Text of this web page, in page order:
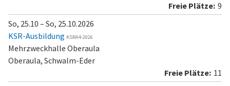
9
So, 25.10 – So, 25.10.2026
KSR-Ausbildung KSRA4-2026
Mehrzweckhalle Oberaula
Oberaula, Schwalm-Eder
11